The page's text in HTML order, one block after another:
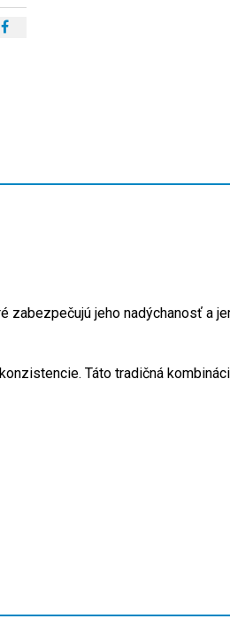
jeho nadýchanosť a
Táto tradičná